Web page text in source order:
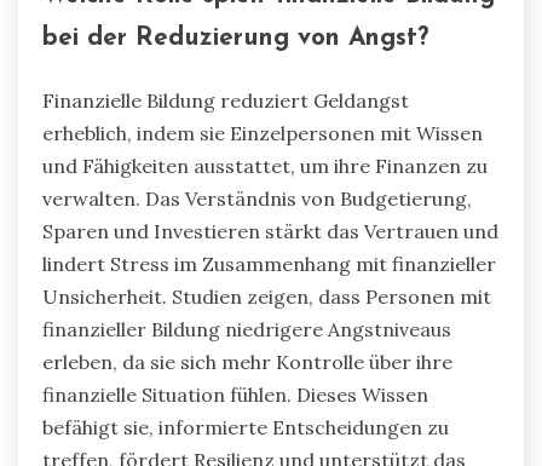
treffen, die mit ihren finanziellen Zielen
übereinstimmen. Infolgedessen lindert diese
Resilienz gegenüber zukünftigen finanziellen
Herausforderungen auf.
Welche Rolle spielt finanzielle Bildung
bei der Reduzierung von Angst?
Finanzielle Bildung reduziert Geldangst
erheblich, indem sie Einzelpersonen mit Wissen
und Fähigkeiten ausstattet, um ihre Finanzen zu
verwalten. Das Verständnis von Budgetierung,
Sparen und Investieren stärkt das Vertrauen und